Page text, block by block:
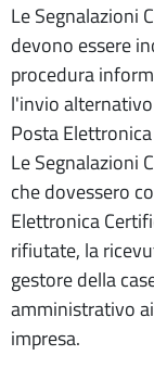
Le Segnalazioni
devono essere
procedura
l'invio
Posta
Le Segnalazioni
che dovessero
Elettronica
rifiutate, la
gestore della
amministrativo
impresa.